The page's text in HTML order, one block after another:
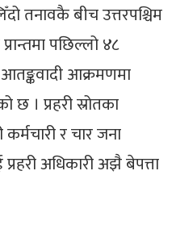
तनावकै बीच उत्तरपश्चिम
पछिल्लो ४८
आक्रमणमा
। प्रहरी स्रोतका
र चार जना
अधिकारी अझै बेपत्ता